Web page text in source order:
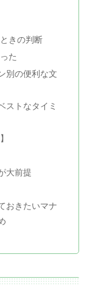
きの判断
た
別の便利な文
ストなタイミ
大前提
おきたいマナ